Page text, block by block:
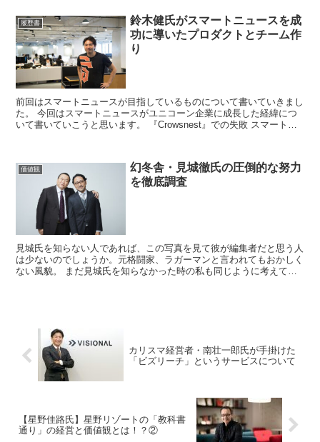
履歴書
鈴木健氏がスマートニュースを成
功に導いたプロダクトとチーム作
り
前回はスマートニュースが目指しているものについて書いていきまし
た。 今回はスマートニュースがユニコーン企業に成長した経緯につ
いて書いていこうと思います。 『Crowsnest』での失敗 スマートニ
価値観
幻冬舎・見城徹氏の圧倒的な努力
を徹底調査
見城氏を知らない人であれば、この写真を見て彼が編集者だと思う人
は少ないのでしょうか。元格闘家、ラガーマンと言われてもおかしく
ない風貌。 まだ見城氏を知らなかった時の私も同じように考えてい
カリスマ経営者・南壮一郎氏が手掛けた
「ビズリーチ」というサービスについて
【星野佳路氏】星野リゾートの「教科書
通り」の経営と価値観とは！？②